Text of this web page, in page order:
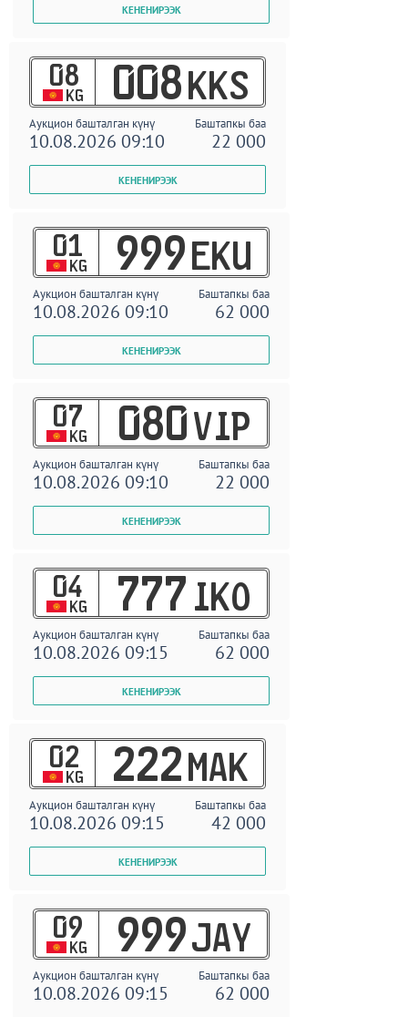
08
KG 008 KKS
Аукцион башталган күнү Баштапкы баа
10.08.2026 09:10 22 000
01
KG 999 EKU
Аукцион башталган күнү Баштапкы баа
10.08.2026 09:10 62 000
07
KG 080 VIP
Аукцион башталган күнү Баштапкы баа
10.08.2026 09:10 22 000
04
KG 777 IKO
Аукцион башталган күнү Баштапкы баа
10.08.2026 09:15 62 000
02
KG 222 MAK
Аукцион башталган күнү Баштапкы баа
10.08.2026 09:15 42 000
09
KG 999 JAY
Аукцион башталган күнү Баштапкы баа
10.08.2026 09:15 62 000